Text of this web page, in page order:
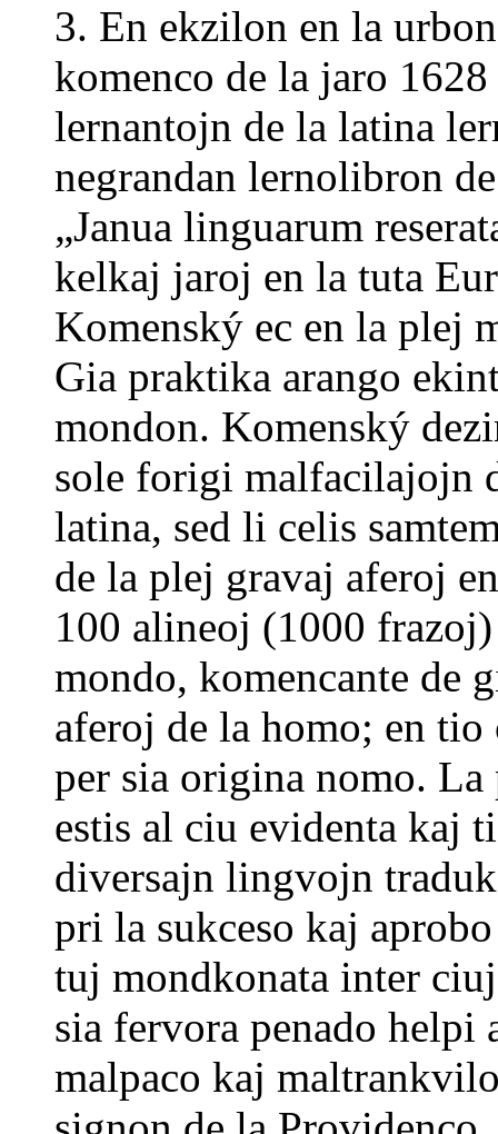
3. En ekzilon en la
komenco de la jaro
lernantojn de la latina
negrandan lernolibron
„Janua linguarum
kelkaj jaroj en la tuta
Komenský ec en la plej
Gia praktika arango
mondon. Komenský
sole forigi malfacilajojn
latina, sed li celis
de la plej gravaj aferoj
100 alineoj (1000
mondo, komencante de
aferoj de la homo; en
per sia origina nomo.
estis al ciu evidenta kaj
diversajn lingvojn
pri la sukceso kaj
tuj mondkonata inter
sia fervora penado helpi
malpaco kaj